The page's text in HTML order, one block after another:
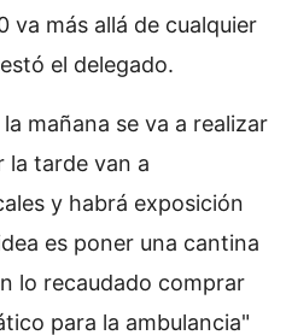
va más allá de cualquier
el delegado.
mañana se va a realizar
la tarde van a
y habrá exposición
es poner una cantina
lo recaudado comprar
para la ambulancia"